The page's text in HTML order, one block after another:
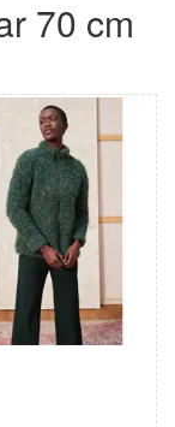
70 cm